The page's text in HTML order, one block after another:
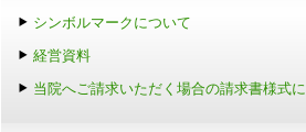
シンボルマークについて
経営資料
当院へご請求いただく場合の請求書様式